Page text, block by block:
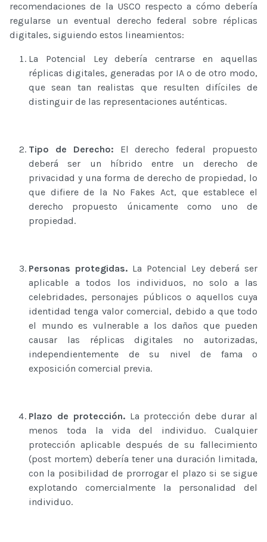
recomendaciones de la USCO respecto a cómo debería
regularse un eventual derecho federal sobre réplicas
digitales, siguiendo estos lineamientos:
La Potencial Ley debería centrarse en aquellas
réplicas digitales, generadas por IA o de otro modo,
que sean tan realistas que resulten difíciles de
distinguir de las representaciones auténticas.
Tipo de Derecho: El derecho federal propuesto
deberá ser un híbrido entre un derecho de
privacidad y una forma de derecho de propiedad, lo
que difiere de la No Fakes Act, que establece el
derecho propuesto únicamente como uno de
propiedad.
Personas protegidas. La Potencial Ley deberá ser
aplicable a todos los individuos, no solo a las
celebridades, personajes públicos o aquellos cuya
identidad tenga valor comercial, debido a que todo
el mundo es vulnerable a los daños que pueden
causar las réplicas digitales no autorizadas,
independientemente de su nivel de fama o
exposición comercial previa.
Plazo de protección.La protección debe durar al
menos toda la vida del individuo. Cualquier
protección aplicable después de su fallecimiento
(post mortem) debería tener una duración limitada,
con la posibilidad de prorrogar el plazo si se sigue
explotando comercialmente la personalidad del
individuo.